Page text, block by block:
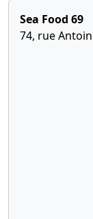
Sea Food 69
74, rue